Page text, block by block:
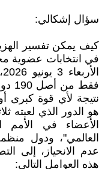
سؤال إشكالي:
كيف يمكن تفسير
في انتخابات عضوية
نتيجة لأي قوة كبرى
هو الدور الذي لعبته
الأعضاء في الأمم
العالمي"، ودول
عدم الانحياز، إلى
هذه العوامل التالي: